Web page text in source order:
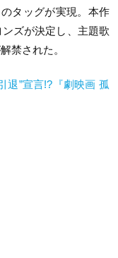
タッグが実現。本作
ズが決定し、主題歌
禁された。
退”宣言!?『劇映画 孤